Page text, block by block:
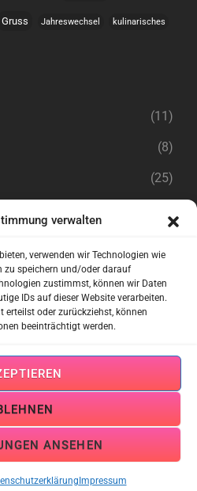
verwalten
verwenden wir Technologien wie
zu speichern und/oder darauf
zustimmst, können wir Daten
IDs auf dieser Website verarbeiten.
oder zurückziehst, können
beeinträchtigt werden.
ANSEHEN
Impressum
Gruss Jahreswechsel kulinarisches
(11)
(8)
(25)
Datenschutzerklärung
ByCatch Themes